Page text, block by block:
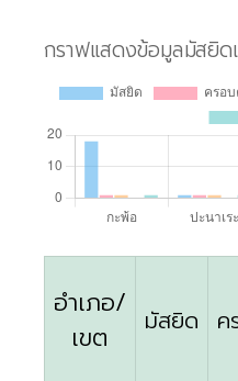
จันทบุรี
ชุมพร
ตรัง
นครนายก
นครศรีธรรมราช
ปัตตานี
พังงา
อำเภอ/
เขต
มัสยิด ค